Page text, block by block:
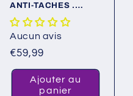
ANTI-TACHES .
Éclaircit la peau de
façon naturelle et
augmente en teinte
Aucun avis
Prix
habituel
€59,99
Ajouter au
panier